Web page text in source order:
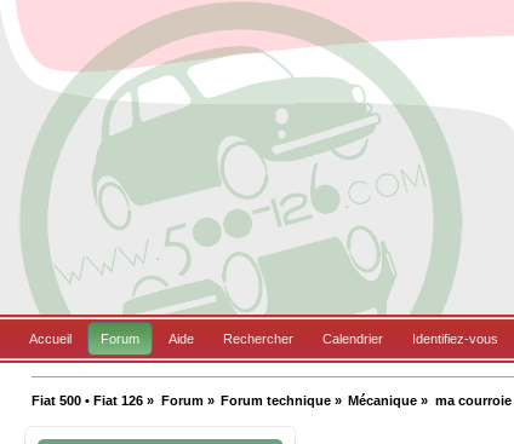
Accueil Forum Aide Rechercher Calendrier Identifiez-vous
Fiat 500 • Fiat 126 » Forum» Forum technique» Mécanique » ma